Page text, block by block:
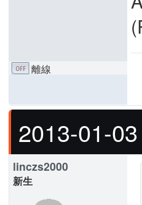
離線
2013-01-
linczs2000
新生